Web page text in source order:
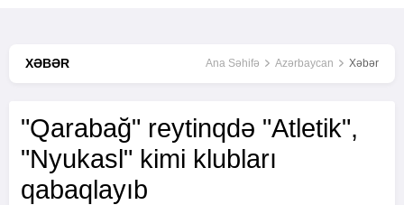
XƏBƏR Ana Səhifə Azərbaycan Xəbər
"Qarabağ" reytinqdə "Atletik",
"Nyukasl" kimi klubları
qabaqlayıb